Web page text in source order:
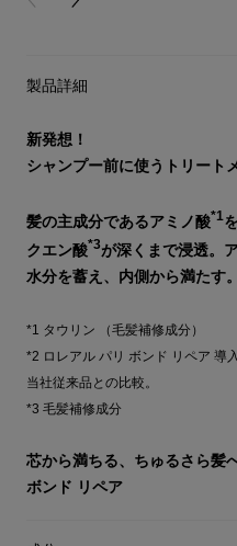
製品詳細
新発想！
シャンプー前に使うトリート
髪の主成分であるアミノ酸*1
クエン酸*3が深くまで浸透。
水分を蓄え、内側から満たす。
*1 タウリン （毛髪補修成分）
*2 ロレアル パリ ボンド リペア 導
当社従来品との比較。
*3 毛髪補修成分
芯から満ちる、ちゅるさら髪
ボンド リペア